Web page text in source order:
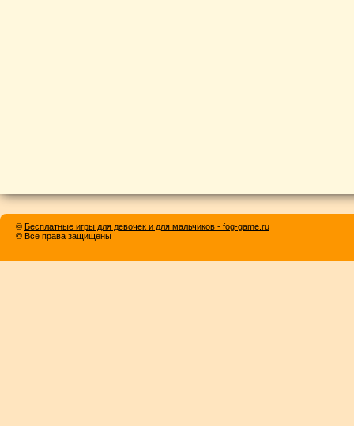
© Бесплатные игры для девочек и для мальчиков - fog-game.ru
© Все права защищены